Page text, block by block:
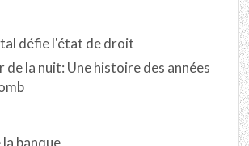
défie l'état de droit
de la nuit: Une histoire des années
banque